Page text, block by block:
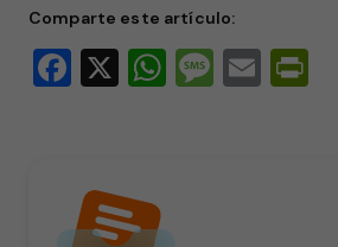
Comparte este artículo:
Facebook
X WhatsApp
Message
Email